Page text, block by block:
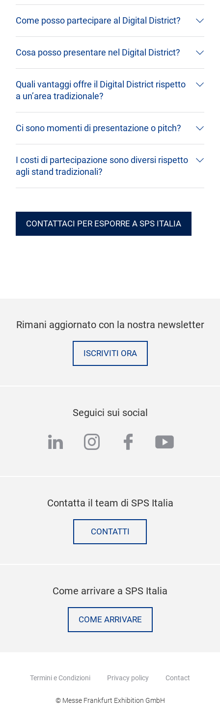
Come posso partecipare al Digital District?
Cosa posso presentare nel Digital District?
Quali vantaggi offre il Digital District rispetto
a un’area tradizionale?
Ci sono momenti di presentazione o pitch?
I costi di partecipazione sono diversi rispetto
agli stand tradizionali?
CONTATTACI PER ESPORRE A SPS ITALIA
Rimani aggiornato con la nostra newsletter
ISCRIVITI ORA
Seguici sui social
linkedininstagram
facebook
Contatta il team di SPS Italia
CONTATTI
Come arrivare a SPS Italia
COME ARRIVARE
Termini e Condizioni Privacy policy Contact
© Messe Frankfurt Exhibition GmbH